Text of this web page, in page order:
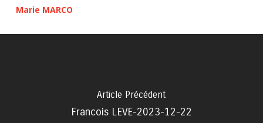
Marie MARCO
Article Précédent
Francois LEVE-2023-12-22